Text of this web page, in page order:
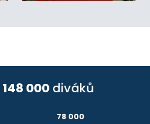
148 000 diváků
78 000